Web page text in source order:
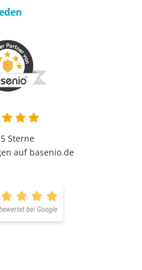
Sterne
auf basenio.de